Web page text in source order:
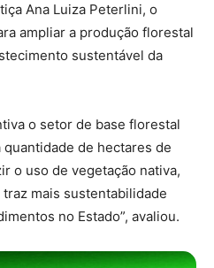
Ana Luiza Peterlini, o
ampliar a produção florestal
sustentável da
o setor de base florestal
de hectares de
o uso de vegetação nativa,
mais sustentabilidade
no Estado”, avaliou.